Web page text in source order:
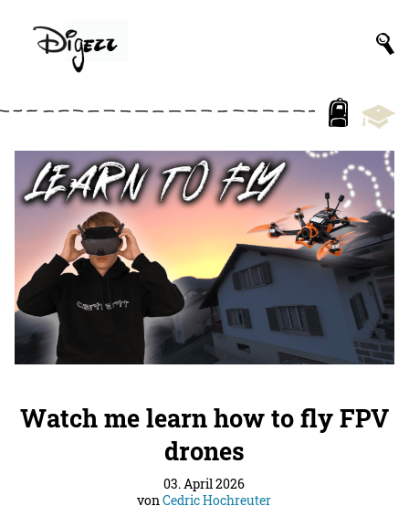
Watch me learn how to fly FPV
drones
03. April 2026
vonCedric Hochreuter